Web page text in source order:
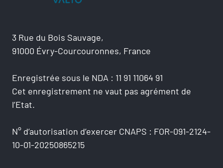
3 Rue du Bois Sauvage,
91000 Évry-Courcouronnes, France
Enregistrée sous le NDA : 11 91 11064 91
Cet enregistrement ne vaut pas agrément de
l’Etat.
N° d’autorisation d’exercer CNAPS : FOR-091-2124-
10-01-20250865215